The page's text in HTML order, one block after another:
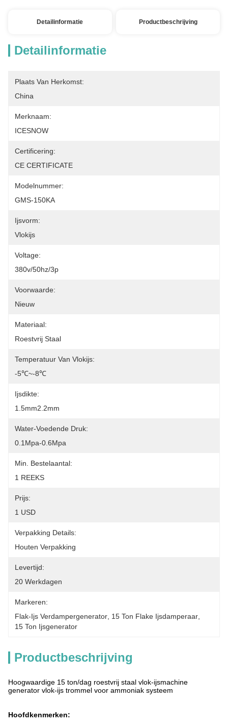
Detailinformatie Productbeschrijving
Detailinformatie
Plaats Van Herkomst:
China
Merknaam:
ICESNOW
Certificering:
CE CERTIFICATE
Modelnummer:
GMS-150KA
Ijsvorm:
Vlokijs
Voltage:
380v/50hz/3p
Voorwaarde:
Nieuw
Materiaal:
Roestvrij Staal
Temperatuur Van Vlokijs:
-5℃~-8℃
Ijsdikte:
1.5mm2.2mm
Water-Voedende Druk:
0.1Mpa-0.6Mpa
Min. Bestelaantal:
1 REEKS
Prijs:
1 USD
Verpakking Details:
Houten Verpakking
Levertijd:
20 Werkdagen
Markeren:
Flak-Ijs Verdampergenerator 15 Ton Flake Ijsdamperaar
15 Ton Ijsgenerator
Productbeschrijving
Hoogwaardige 15 ton/dag roestvrij staal vlok-ijsmachine
generator vlok-ijs trommel voor ammoniak systeem
Hoofdkenmerken: